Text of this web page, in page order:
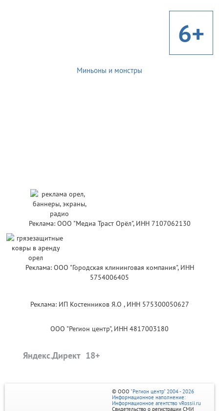
6+
Миньоны и монстры
Реклама: ООО "Медиа Траст Орёл", ИНН 7107062130
Реклама: ООО "Городская клининговая компания", ИНН
5754006405
Реклама: ИП Костенников Я.О , ИНН 575300050627
ООО "Регион центр", ИНН 4817003180
Яндекс.Директ
© ООО "Регион центр" 2004 - 2026
Информационное наполнение:
Информационное агентство vRossii.ru
Свидетельство о регистрации СМИ